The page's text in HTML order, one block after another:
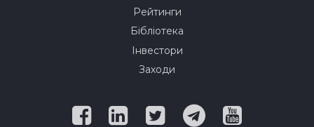
Рейтинги
Бібліотека
Інвестори
Заходи